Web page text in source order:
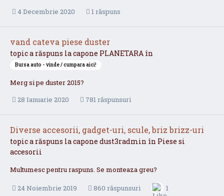
4 Decembrie 2020
1 răspuns
vand cateva piese duster
topic a răspuns lacapone PLANETARA în
Bursa auto - vinde / cumpara aici!
Merg si pe duster 2015?
28 Ianuarie 2020
781 răspunsuri
Diverse accesorii, gadget-uri, scule, briz brizz-uri
topic a răspuns lacapone dust3radmin în Piese si
accesorii
Multumesc pentru raspuns. Se monteaza greu?
24 Noiembrie 2019 860 răspunsuri 1